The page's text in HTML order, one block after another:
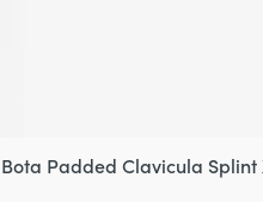
Bota Padded Clavicula Splint